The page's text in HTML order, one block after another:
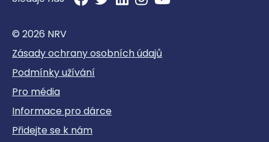
© 2026 NRV
Zásady ochrany osobních údajů
Podmínky užívání
Pro média
Informace pro dárce
Přidejte se k nám